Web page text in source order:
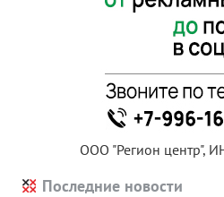
ООО "Регион центр",
Последние новости